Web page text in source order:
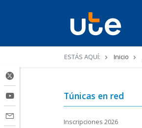
Ruta
navegación
ESTÁS AQUÍ: Inicio
Túnicas en red
Inscripciones 2026